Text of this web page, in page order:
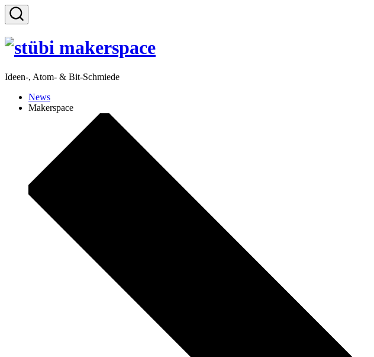
Zum
Inhalt
Suche
Ideen-, Atom- & Bit-Schmiede
News
Makerspace